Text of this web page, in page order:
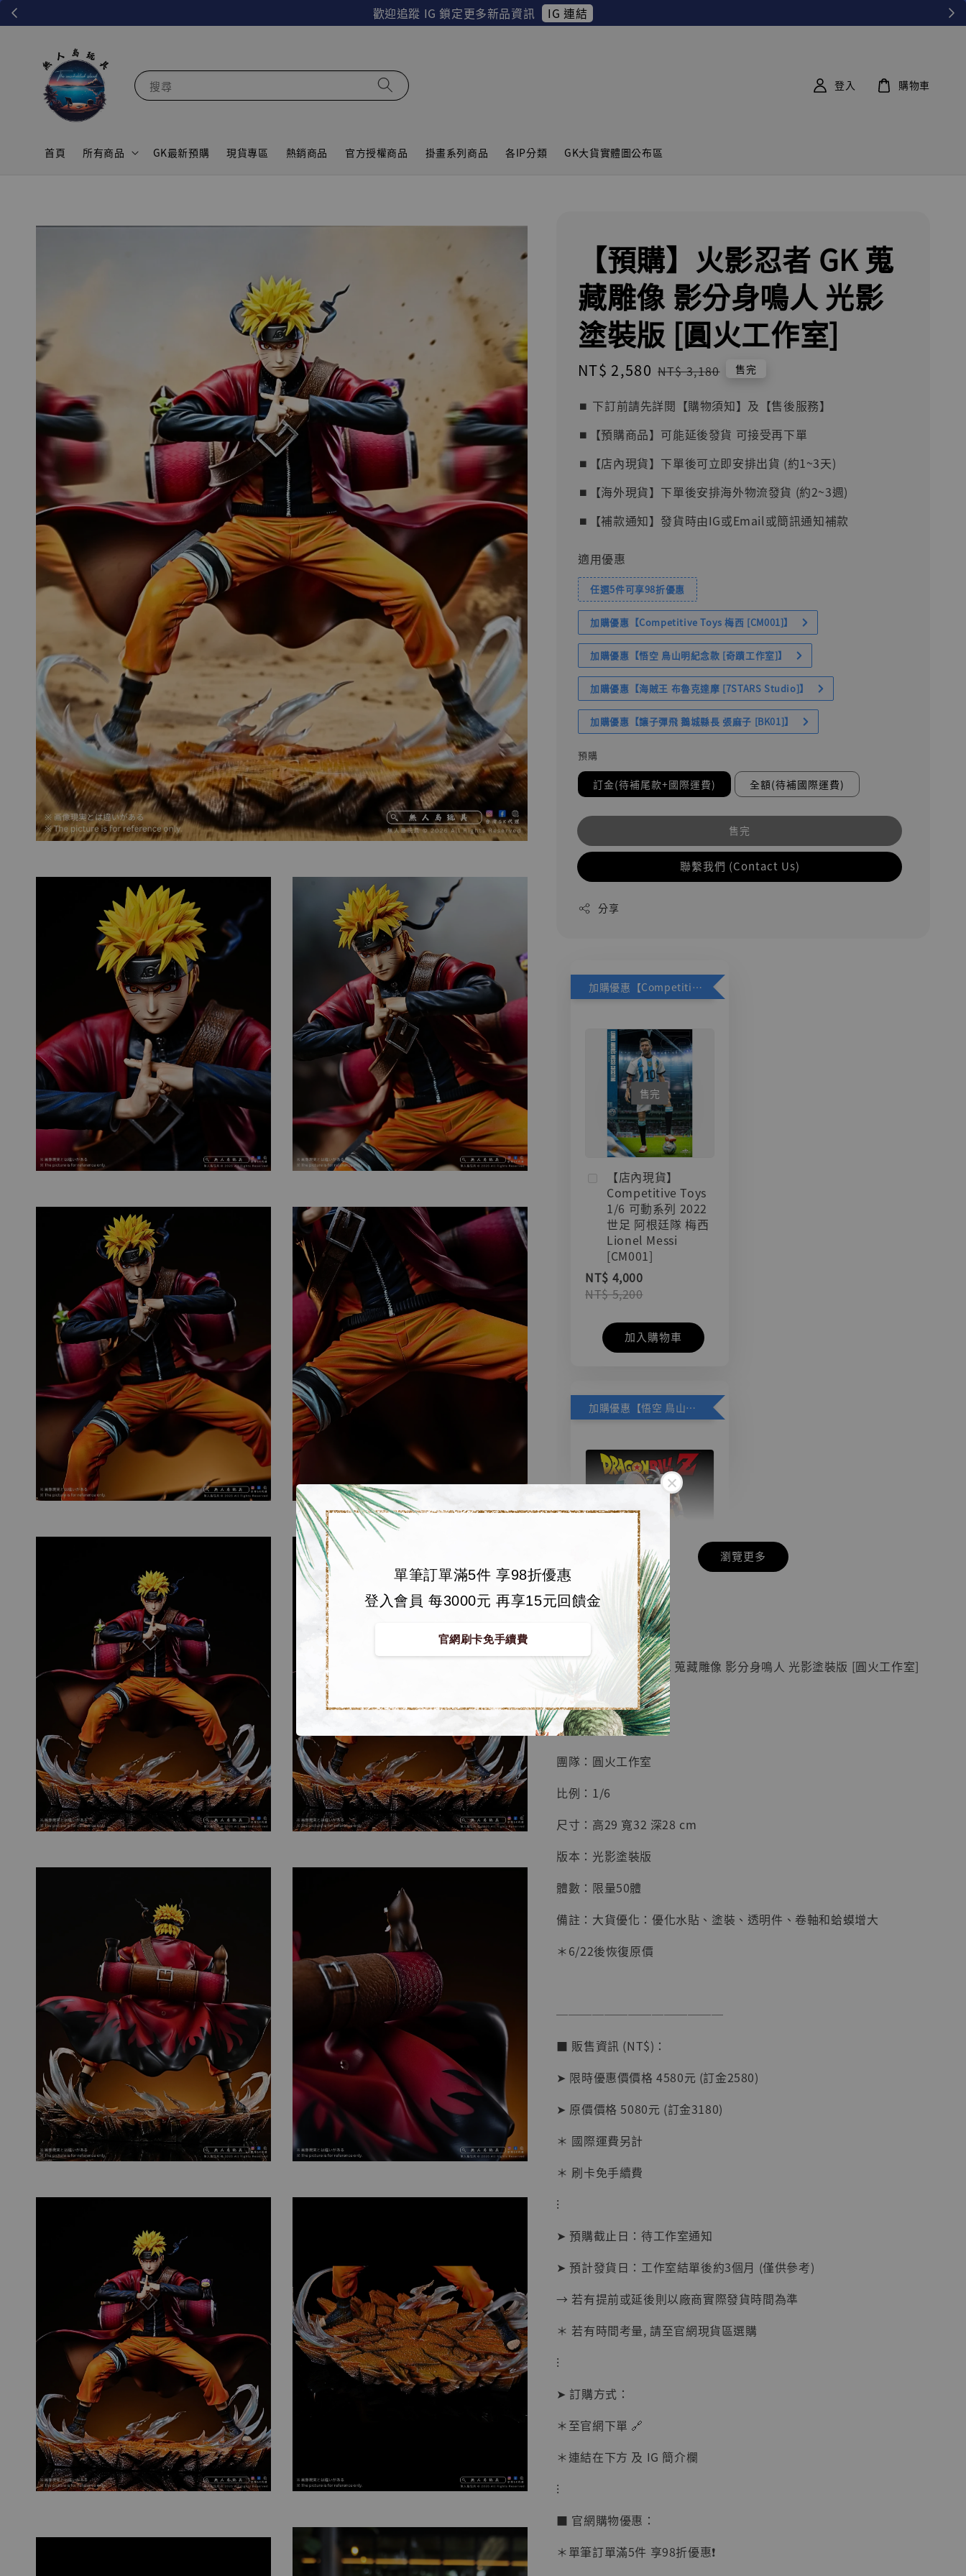
歡迎追蹤 IG 鎖定更多新品資訊 IG 連結
單筆訂單滿5件 享98折優惠
登入會員 每3000元 再享15元回饋金
官網刷卡免手續費
搜尋
首頁 所有商品 GK最新預購 現貨專區 熱銷商品 官方授權商品 掛畫系列商品 各IP分類 GK大貨實體圖公布區
登入 購物車
【預購】火影忍者 GK 蒐
藏雕像 影分身鳴人 光影
塗裝版 [圓火工作室]
Sale
NT$ 2,580 Regular
NT$ 3,180 售完
⏹︎ 下訂前請先詳閱【購物須知】及【售後服務】
⏹︎【預購商品】可能延後發貨 可接受再下單
⏹︎【店內現貨】下單後可立即安排出貨 (約1~3天)
⏹︎【海外現貨】下單後安排海外物流發貨 (約2~3週)
⏹︎【補款通知】發貨時由IG或Email或簡訊通知補款
適用優惠
任選5件可享98折優惠
加購優惠【Competitive Toys 梅西 [CM001]】
加購優惠【悟空 鳥山明紀念款 [奇蹟工作室]】
加購優惠【海賊王 布魯克達摩 [7STARS Studio]】
加購優惠【讓子彈飛 鵝城縣長 張麻子 [BK01]】
預購
訂金(待補尾款+國際運費) 全額(待補國際運費)
售完
聯繫我們 (Contact Us)
分享
加購優惠【Competitive Toys 梅西 [CM001]】
售完
【店內現貨】
Competitive Toys
1/6 可動系列 2022
世足 阿根廷隊 梅西
Lionel Messi
[CM001]
NT$ 4,000
NT$ 5,200
加入購物車
加購優惠【悟空 鳥山明紀念款 [奇蹟工作室]】
【店內現貨】七龍珠
系列蒐藏雕像 悟空
鳥山明紀念款 [奇蹟
工作室]
NT$ 4,280
NT$ 5,580
- +
加入購物車
Studio]
NT$ 1,870
+
【現貨】
BJSTUDIO 1/6系列
可動蒐藏人偶 讓子
彈飛 鵝城縣長 張麻
子 [BK01]
瀏覽更多
🏝【無人島玩具】
【預購】火影忍者 GK 蒐藏雕像 影分身鳴人 光影塗裝版 [圓火工作室]
■ 商品資訊：
團隊：圓火工作室
比例：1/6
尺寸：高29 寬32 深28 cm
版本：光影塗裝版
體數：限量50體
備註：大貨優化：優化水貼、塗裝、透明件、卷軸和蛤蟆增大
＊6/22後恢復原價
──────────────
■ 販售資訊 (NT$)：
➤ 限時優惠價價格 4580元 (訂金2580)
➤ 原價價格 5080元 (訂金3180)
＊ 國際運費另計
＊ 刷卡免手續費
⁝
➤ 預購截止日：待工作室通知
➤ 預計發貨日：工作室結單後約3個月 (僅供參考)
→ 若有提前或延後則以廠商實際發貨時間為準
＊ 若有時間考量, 請至官網現貨區選購
⁝
➤ 訂購方式：
＊至官網下單 🔗
＊連結在下方 及 IG 簡介欄
⁝
■ 官網購物優惠：
＊單筆訂單滿5件 享98折優惠❗️